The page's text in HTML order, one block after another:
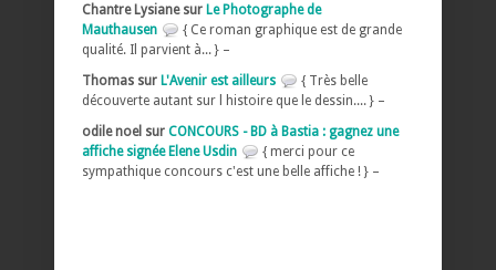
Chantre Lysiane sur Le Photographe de
Mauthausen
{ Ce roman graphique est de grande
qualité. Il parvient à... } –
Thomas sur L'Avenir est ailleurs
{ Très belle
découverte autant sur l histoire que le dessin.... } –
odile noel sur CONCOURS - BD à Bastia : gagnez une
affiche signée Elene Usdin
{ merci pour ce
sympathique concours c'est une belle affiche ! } –